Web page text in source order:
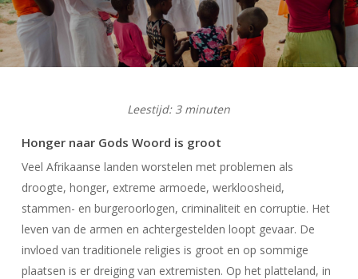
Leestijd: 3 minuten
Honger naar Gods Woord is groot
Veel Afrikaanse landen worstelen met problemen als
droogte, honger, extreme armoede, werkloosheid,
stammen- en burgeroorlogen, criminaliteit en corruptie. Het
leven van de armen en achtergestelden loopt gevaar. De
invloed van traditionele religies is groot en op sommige
plaatsen is er dreiging van extremisten. Op het platteland, in